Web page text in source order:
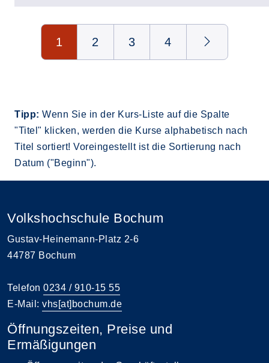
Seite 1 von 4
1 2 3 4
Tipp: Wenn Sie in der Kurs-Liste auf die Spalte
"Titel" klicken, werden die Kurse alphabetisch nach
Titel sortiert! Voreingestellt ist die Sortierung nach
Datum ("Beginn").
Volkshochschule Bochum
Gustav-Heinemann-Platz 2-6
44787 Bochum
Telefon 0234 / 910-15 55
E-Mail: vhs[at]bochum.de
Öffnungszeiten, Preise und
Ermäßigungen